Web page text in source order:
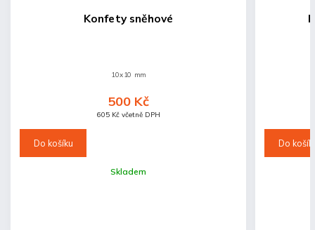
Konfety sněhové
Skladem
605 Kč včetně DPH
500 Kč
Do košíku
10x10 mm
Do